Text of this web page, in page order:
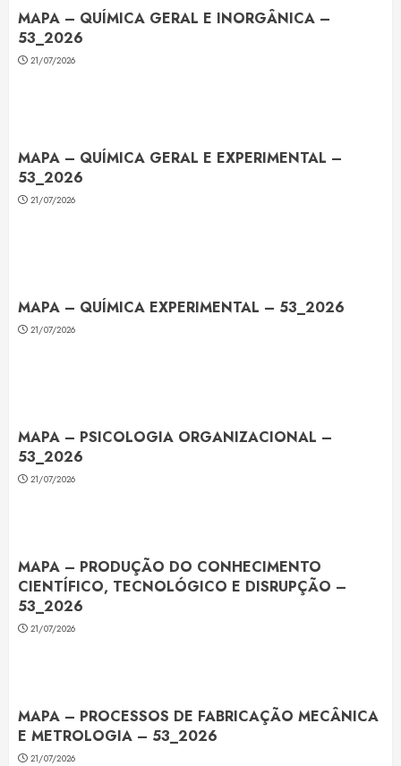
MAPA – QUÍMICA GERAL E INORGÂNICA –
53_2026
21/07/2026
MAPA – QUÍMICA GERAL E EXPERIMENTAL –
53_2026
21/07/2026
MAPA – QUÍMICA EXPERIMENTAL – 53_2026
21/07/2026
MAPA – PSICOLOGIA ORGANIZACIONAL –
53_2026
21/07/2026
MAPA – PRODUÇÃO DO CONHECIMENTO
CIENTÍFICO, TECNOLÓGICO E DISRUPÇÃO –
53_2026
21/07/2026
MAPA – PROCESSOS DE FABRICAÇÃO MECÂNICA
E METROLOGIA – 53_2026
21/07/2026